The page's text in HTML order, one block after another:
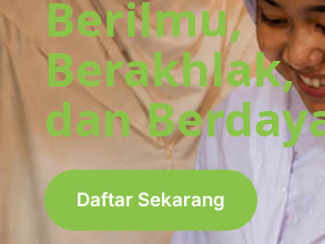
Berilmu,
Berakhlak,
dan
Daftar Sekarang